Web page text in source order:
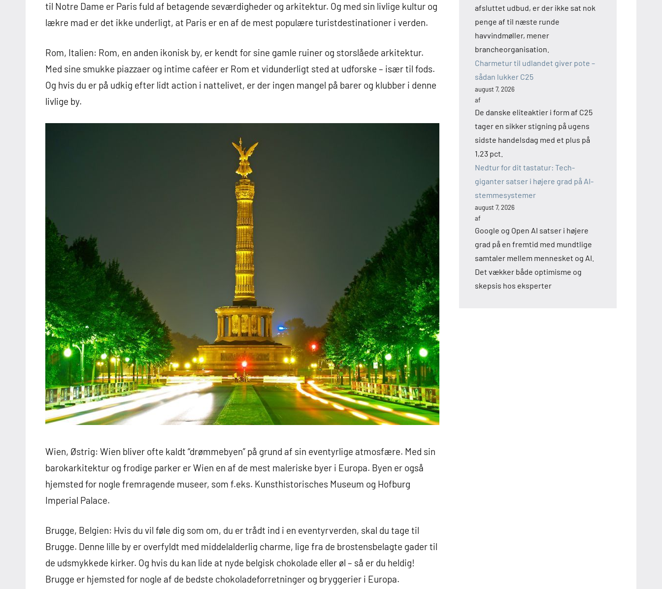
til Notre Dame er Paris fuld af betagende seværdigheder og arkitektur. Og med sin livlige kultur og
lækre mad er det ikke underligt, at Paris er en af de mest populære turistdestinationer i verden.
Rom, Italien: Rom, en anden ikonisk by, er kendt for sine gamle ruiner og storslåede arkitektur.
Med sine smukke piazzaer og intime caféer er Rom et vidunderligt sted at udforske – især til fods.
Og hvis du er på udkig efter lidt action i nattelivet, er der ingen mangel på barer og klubber i denne
livlige by.
Wien, Østrig: Wien bliver ofte kaldt “drømmebyen” på grund af sin eventyrlige atmosfære. Med sin
barokarkitektur og frodige parker er Wien en af de mest maleriske byer i Europa. Byen er også
hjemsted for nogle fremragende museer, som f.eks. Kunsthistorisches Museum og Hofburg
Imperial Palace.
Brugge, Belgien: Hvis du vil føle dig som om, du er trådt ind i en eventyrverden, skal du tage til
Brugge. Denne lille by er overfyldt med middelalderlig charme, lige fra de brostensbelagte gader til
de udsmykkede kirker. Og hvis du kan lide at nyde belgisk chokolade eller øl – så er du heldig!
Brugge er hjemsted for nogle af de bedste chokoladeforretninger og bryggerier i Europa.
afsluttet udbud, er der ikke sat nok
penge af til næste runde
havvindmøller, mener
brancheorganisation.
Charmetur til udlandet giver pote –
sådan lukker C25
august 7, 2026
af
De danske eliteaktier i form af C25
tager en sikker stigning på ugens
sidste handelsdag med et plus på
1,23 pct.
Nedtur for dit tastatur: Tech-
giganter satser i højere grad på AI-
stemmesystemer
august 7, 2026
af
Google og Open AI satser i højere
grad på en fremtid med mundtlige
samtaler mellem mennesket og AI.
Det vækker både optimisme og
skepsis hos eksperter